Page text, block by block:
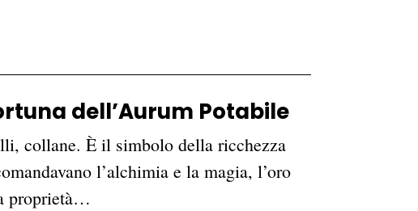
dell’Aurum Potabile
collane. È il simbolo della ricchezza
l’alchimia e la magia, l’oro
proprietà…